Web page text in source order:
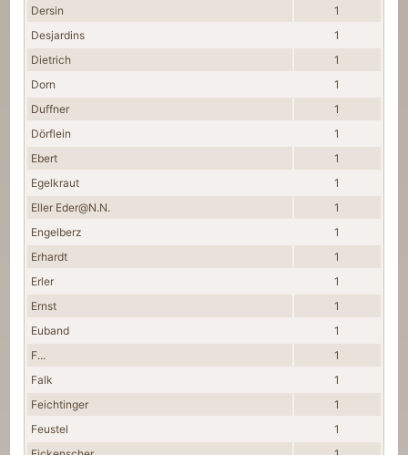
Dersin
1
Desjardins
1
Dietrich
1
Dorn
1
Duffner
1
Dörflein
1
Ebert
1
Egelkraut
1
Eller Eder@N.N.
1
Engelberz
1
Erhardt
1
Erler
1
Ernst
1
Euband
1
F...
1
Falk
1
Feichtinger
1
Feustel
1